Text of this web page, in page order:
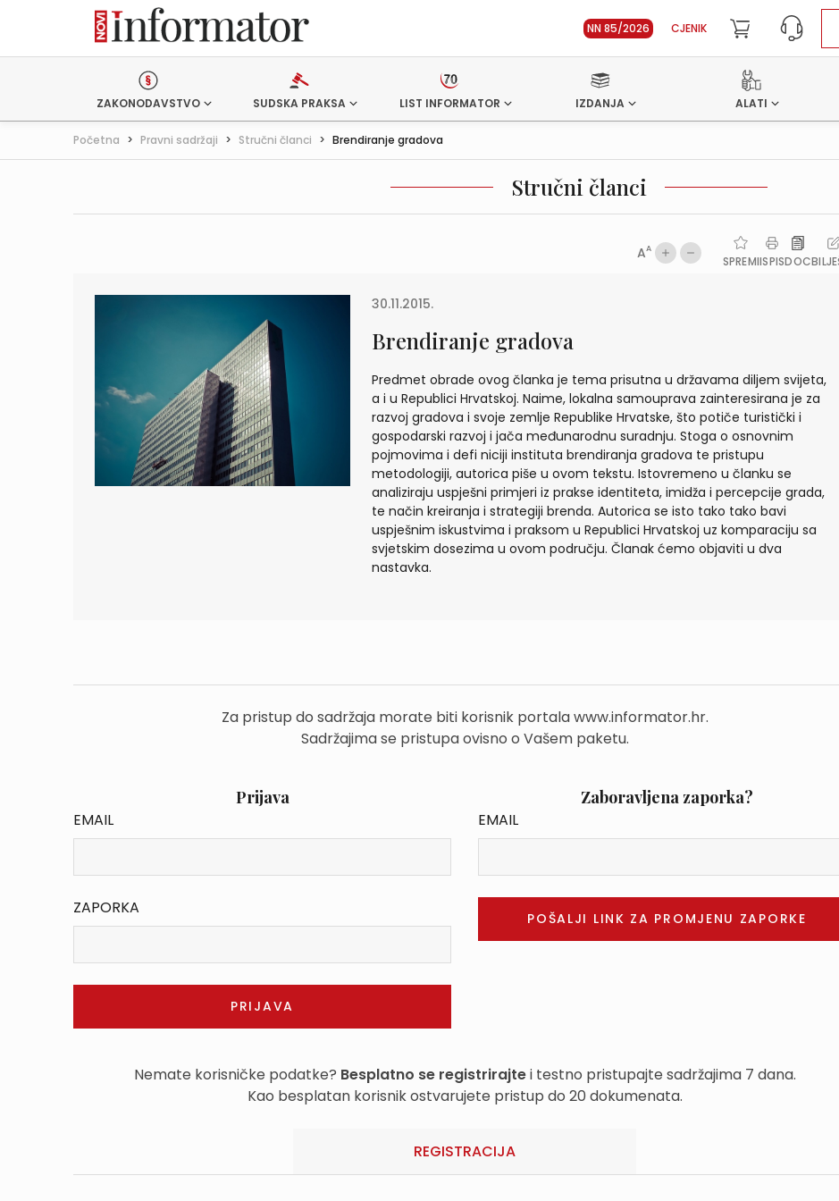
NN 85/2026 CJENIK
ZAKONODAVSTVO SUDSKA PRAKSA LIST INFORMATOR IZDANJA ALATI
Početna > Pravni sadržaji > Stručni članci > Brendiranje gradova
Stručni članci
AA
SPREMIISPISDOC
30.11.2015.
Brendiranje gradova
Predmet obrade ovog članka je tema prisutna u državama diljem svijeta,
a i u Republici Hrvatskoj. Naime, lokalna samouprava zainteresirana je za
razvoj gradova i svoje zemlje Republike Hrvatske, što potiče turistički i
gospodarski razvoj i jača međunarodnu suradnju. Stoga o osnovnim
pojmovima i defi niciji instituta brendiranja gradova te pristupu
metodologiji, autorica piše u ovom tekstu. Istovremeno u članku se
analiziraju uspješni primjeri iz prakse identiteta, imidža i percepcije grada,
te način kreiranja i strategiji brenda. Autorica se isto tako tako bavi
uspješnim iskustvima i praksom u Republici Hrvatskoj uz komparaciju sa
svjetskim dosezima u ovom području. Članak ćemo objaviti u dva
nastavka.
Za pristup do sadržaja morate biti korisnik portala www.informator.hr.
Sadržajima se pristupa ovisno o Vašem paketu.
Prijava
EMAIL
ZAPORKA
Zaboravljena zaporka?
EMAIL
Nemate korisničke podatke? Besplatno se registrirajtei testno pristupajte sadržajima 7 dana.
Kao besplatan korisnik ostvarujete pristup do 20 dokumenata.
REGISTRACIJA